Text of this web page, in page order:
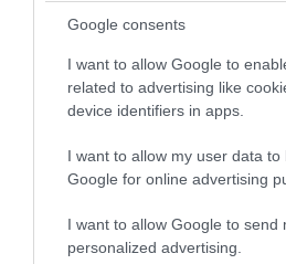
Google consents
I want to allow Google to
related to advertising like
device identifiers in apps.
I want to allow my user data to
Google for online advertising
I want to allow Google to send
personalized advertising.
Τα πρώτα πλάνα ομάδας
στρατιωτών από την
που έφτασαν στη Ρωσία